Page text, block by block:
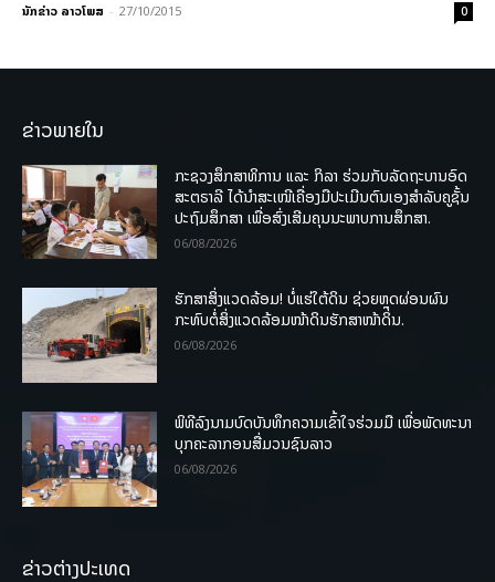
ນັກຂ່າວ ລາວໂພສ - 27/10/2015 0
ຂ່າວພາຍໃນ
ກະຊວງສຶກສາທິການ ແລະ ກິລາ ຮ່ວມກັບລັດຖະບານອົດ
ສະຕຣາລີ ໄດ້ນຳສະເໜີເຄື່ອງມືປະເມີນຕົນເອງສຳລັບຄູຊັ້ນ
ປະຖົມສຶກສາ ເພື່ອສົ່ງເສີມຄຸນນະພາບການສຶກສາ.
06/08/2026
ຮັກສາສິ່ງແວດລ້ອມ! ບໍ່ແຮ່ໃຕ້ດິນ ຊ່ວຍຫຼຸດຜ່ອນຜົນ
ກະທົບຕໍ່ສິ່ງແວດລ້ອມໜ້າດິນຮັກສາໜ້າດິນ.
06/08/2026
ພິທີລົງນາມບົດບັນທຶກຄວາມເຂົ້າໃຈຮ່ວມມື ເພື່ອພັດທະນາ
ບຸກຄະລາກອນສື່ມວນຊົນລາວ
06/08/2026
ຂ່າວຕ່າງປະເທດ